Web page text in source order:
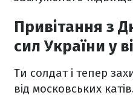
Привітання з
сил України у
Ти солдат і тепер
від московських